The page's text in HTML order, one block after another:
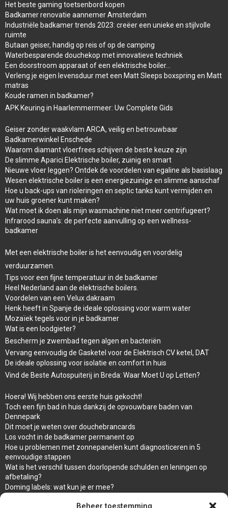
Beheer toestemming
Het beste gaming toetsenbord kopen
Badkamer renovatie aannemer Amsterdam
Industriële badkamer trends 2023: creëer een unieke en stijlvolle
ruimte
Butaan geiser, handig op reis of op de camping
Waterbesparende douchekop met innovatieve techniek
Een doorstroom apparaat of een elektrische boiler…
Verleng je eigen levensduur met een Matt Sleeps boxspring en Matt
matras
Koude ramen in badkamer?
APK Keuring in Haarlemmermeer: Uw Complete Gids
Geiser zonder waakvlam ARCA, veilig en betrouwbaar
Badkamerwinkel Enschede
Waarom diamant vloerfrees schijven de beste keuze zijn
De slimme Aparici Elektrische boiler, zuinig en smart
Nieuwe vloer leggen? Ontdek de voordelen van egaline als basislaag
Wesen elektrische boiler is een energiezuinige en slimme aanschaf
Hoe u back-ups van rioleringen en septic tanks kunt vermijden en
uw huis groener kunt maken?
Wat moet ik doen als mijn wasmachine niet meer centrifugeert?
Infrarood sauna’s: de perfecte aanvulling op een wellness-
badkamer
Met een elektrische boiler is het eenvoudig en voordelig
verduurzamen.
Tips voor een fijne temperatuur in de badkamer
Heel Nederland aan de elektrische boilers.
Voordelen van een Velux dakraam
Henk heeft in Spanje de ideale oplossing voor warm water
Mozaïek tegels voor in je badkamer
Wat is een loodgieter?
Bescherm je zwembad tegen algen en bacteriën
Vervang eenvoudig de Gasketel voor de Elektrisch CV ketel, DAT
De ideale oplossing voor isolatie en comfort in huis
Vind de Beste Autospuiterij in Breda: Waar Moet U op Letten?
Hoera! Wij hebben ons eerste huis gekocht!
Toch een fijn bad in huis dankzij de opvouwbare baden van
Dennepark
Dit moet je weten over douchebrancards
Los vocht in de badkamer permanent op
Hoe u problemen met zonnepanelen kunt diagnosticeren in 5
eenvoudige stappen
Wat is het verschil tussen doorlopende schulden en leningen op
afbetaling?
Doming labels: wat kun je er mee?